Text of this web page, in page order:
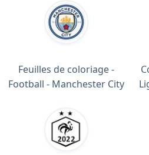
Feuilles de coloriage -
Football - Manchester City